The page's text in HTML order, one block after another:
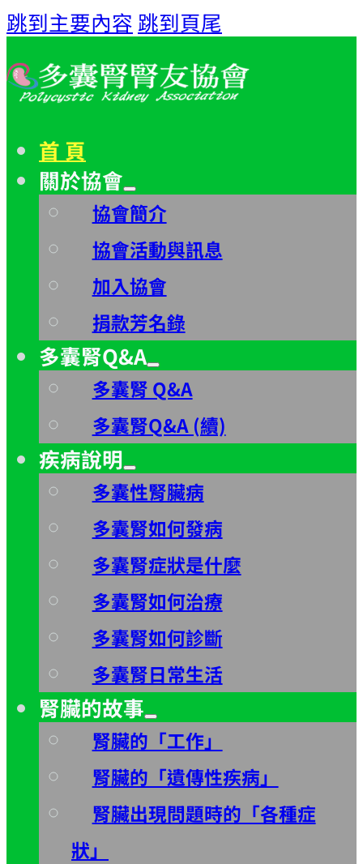
跳到主要內容 跳到頁尾
首 頁
關於協會
協會簡介
協會活動與訊息
加入協會
捐款芳名錄
多囊腎Q&A
多囊腎 Q&A
多囊腎Q&A (續)
疾病說明
多囊性腎臟病
多囊腎如何發病
多囊腎症狀是什麼
多囊腎如何治療
多囊腎如何診斷
多囊腎日常生活
腎臟的故事
腎臟的「工作」
腎臟的「遺傳性疾病」
腎臟出現問題時的「各種症
狀」